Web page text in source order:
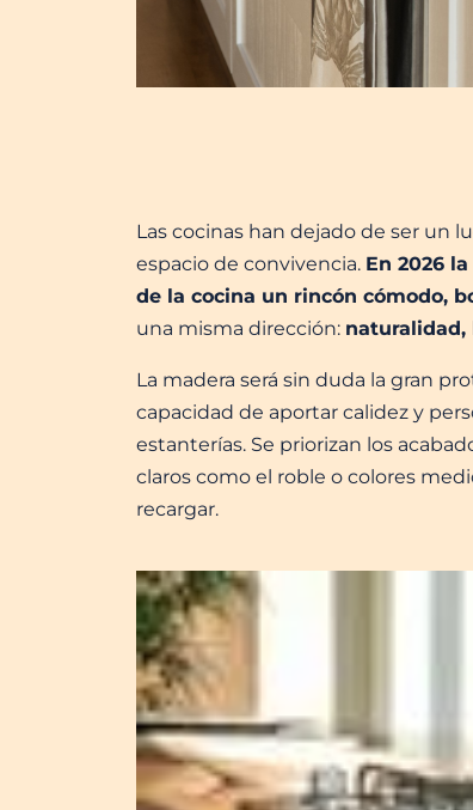
Las cocinas han dejado de ser un
espacio de convivencia. En 2026
de la cocina un rincón cómodo,
una misma dirección: naturalidad,
La madera será sin duda la gran
capacidad de aportar calidez y
estanterías. Se priorizan los
claros como el roble o colores
recargar.